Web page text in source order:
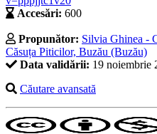
Accesări: 600
Propunător: Silvia Ghinea -
Căsuța Piticilor, Buzău (Buzău)
Data validării: 19 noiembrie
Căutare avansată